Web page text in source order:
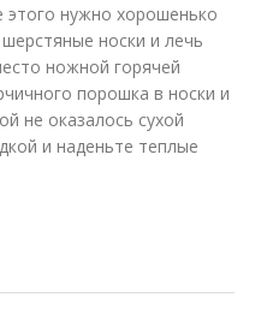
этого нужно хорошенько
носки и лечь
ножной горячей
порошка в носки и
не оказалось сухой
и наденьте теплые